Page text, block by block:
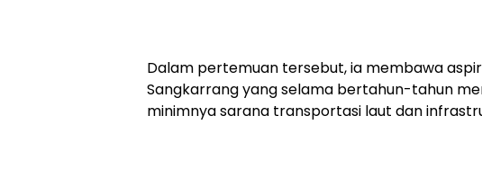
Dalam pertemuan tersebut, ia membawa
Sangkarrang yang selama bertahun-tahun
minimnya sarana transportasi laut dan